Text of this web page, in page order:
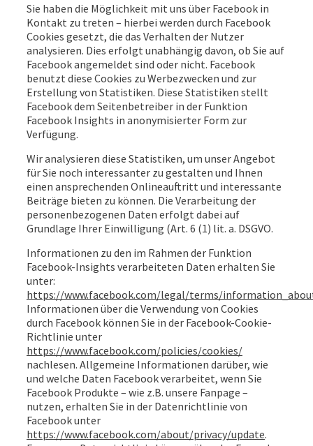
Sie haben die Möglichkeit mit uns über Facebook in
Kontakt zu treten – hierbei werden durch Facebook
Cookies gesetzt, die das Verhalten der Nutzer
analysieren. Dies erfolgt unabhängig davon, ob Sie auf
Facebook angemeldet sind oder nicht. Facebook
benutzt diese Cookies zu Werbezwecken und zur
Erstellung von Statistiken. Diese Statistiken stellt
Facebook dem Seitenbetreiber in der Funktion
Facebook Insights in anonymisierter Form zur
Verfügung.
Wir analysieren diese Statistiken, um unser Angebot
für Sie noch interessanter zu gestalten und Ihnen
einen ansprechenden Onlineauftritt und interessante
Beiträge bieten zu können. Die Verarbeitung der
personenbezogenen Daten erfolgt dabei auf
Grundlage Ihrer Einwilligung (Art. 6 (1) lit. a. DSGVO.
Informationen zu den im Rahmen der Funktion
Facebook-Insights verarbeiteten Daten erhalten Sie
unter:
https://www.facebook.com/legal/terms/
Informationen über die Verwendung von Cookies
durch Facebook können Sie in der Facebook-Cookie-
Richtlinie unter
https://www.facebook.com/policies/cookies/
nachlesen. Allgemeine Informationen darüber, wie
und welche Daten Facebook verarbeitet, wenn Sie
Facebook Produkte – wie z.B. unsere Fanpage –
nutzen, erhalten Sie in der Datenrichtlinie von
Facebook unter
https://www.facebook.com/about/privacy/update.